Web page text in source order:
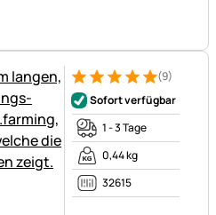
Bewertung: 5 von 5 (9
9 Bewertungen
(9)
Sofort verfügbar
1 - 3 Tage
0,44 kg
32615